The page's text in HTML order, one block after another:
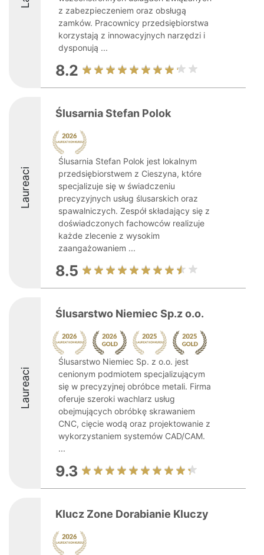
z zabezpieczeniem oraz obsługą
zamków. Pracownicy przedsiębiorstwa
korzystają z innowacyjnych narzędzi i
dysponują ...
8.2
Laureaci
Ślusarnia Stefan Polok
Ślusarnia Stefan Polok jest lokalnym
przedsiębiorstwem z Cieszyna, które
specjalizuje się w świadczeniu
precyzyjnych usług ślusarskich oraz
spawalniczych. Zespół składający się z
doświadczonych fachowców realizuje
każde zlecenie z wysokim
zaangażowaniem ...
8.5
Laureaci
Ślusarstwo Niemiec Sp.z o.o.
Ślusarstwo Niemiec Sp. z o.o. jest
cenionym podmiotem specjalizującym
się w precyzyjnej obróbce metali. Firma
oferuje szeroki wachlarz usług
obejmujących obróbkę skrawaniem
CNC, cięcie wodą oraz projektowanie z
wykorzystaniem systemów CAD/CAM.
...
9.3
Klucz Zone Dorabianie Kluczy